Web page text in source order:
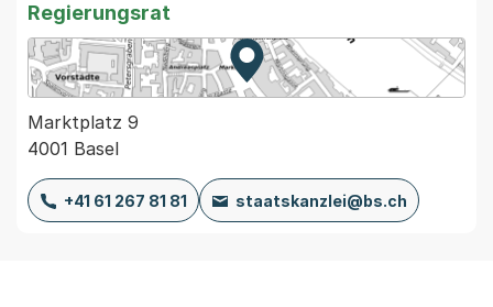
Regierungsrat
Zur Karte von MapBS.
Externer Link, wird in einem
Marktplatz 9
4001 Basel
+41 61 267 81 81 staatskanzlei@bs.ch